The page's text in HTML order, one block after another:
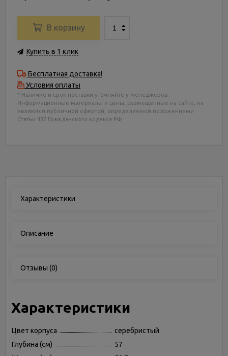
В корзину
Купить в 1 клик
Бесплатная доставка!
Условия оплаты
* Наличие и срок поставки уточняйте у менеджеров.
Информационные материалы и цены, размещенные на сайте, не
являются публичной офертой, определяемой положениями
Статьи 437 Гражданского кодекса РФ.
Характеристики
Описание
Отзывы (0)
Характеристики
Цвет корпуса
серебристый
Глубина (см)
57